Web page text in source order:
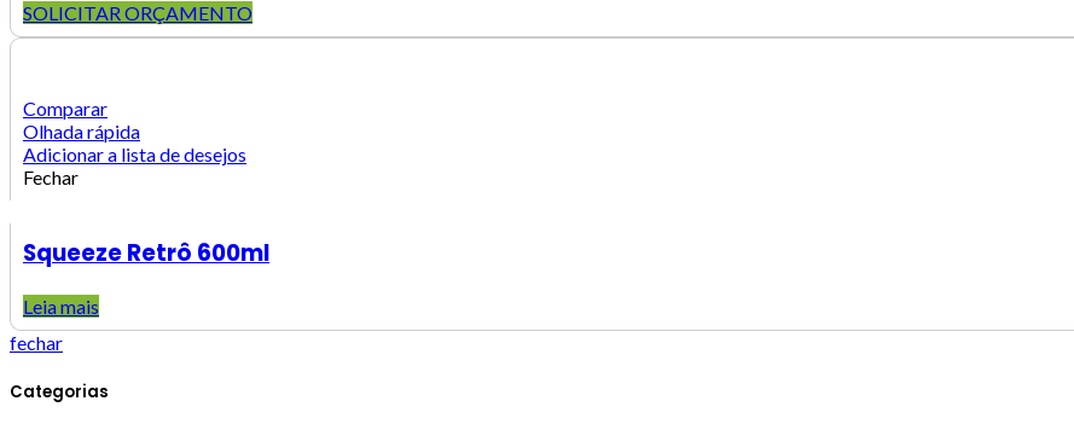
SOLICITAR ORÇAMENTO
Comparar
Olhada rápida
Adicionar a lista de desejos
Fechar
Squeeze Retrô 600ml
Leia mais
fechar
Categorias